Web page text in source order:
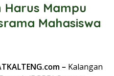
Harus Mampu
Mahasiswa
– Kalangan